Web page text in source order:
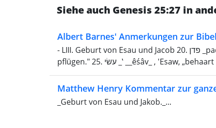
Siehe auch Genesis 25:27 in
Albert Barnes' Anmerkungen zur Bibel
- LIII. Geburt von Esau und Jacob 20. פדן _padān_ , Paddan, „gepflügtes Feld“; verwandt: "schneiden,
Matthew Henry Kommentar zur
_Geburt von Esau und Jakob._...